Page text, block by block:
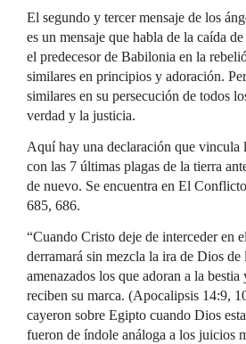
El segundo y tercer mensaje de los
es un mensaje que habla de la caída
el predecesor de Babilonia en la
similares en principios y adoración.
similares en su persecución de todos
verdad y la justicia.
Aquí hay una declaración que vincula
con las 7 últimas plagas de la tierra
de nuevo. Se encuentra en El
685, 686.
“Cuando Cristo deje de interceder en
derramará sin mezcla la ira de Dios de
amenazados los que adoran a la
reciben su marca. (Apocalipsis 14:9,
cayeron sobre Egipto cuando Dios
fueron de índole análoga a los juicios